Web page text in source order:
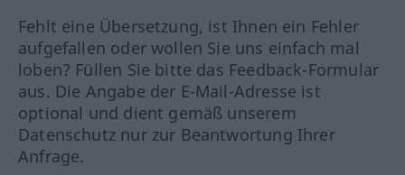
Fehlt eine Übersetzung, ist Ihnen ein Fehler
aufgefallen oder wollen Sie uns einfach mal
loben? Füllen Sie bitte das Feedback-Formular
aus. Die Angabe der E-Mail-Adresse ist
optional und dient gemäß unserem
Datenschutz nur zur Beantwortung Ihrer
Anfrage.